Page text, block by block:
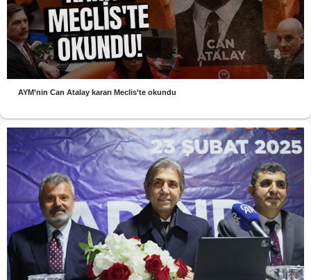
AYM’nin Can Atalay kararı Meclis’te okundu